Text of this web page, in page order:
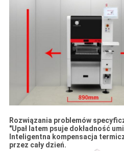
Rozwiązania problemów
"Upał latem psuje dokładność
Inteligentna kompensacja
przez cały dzień.